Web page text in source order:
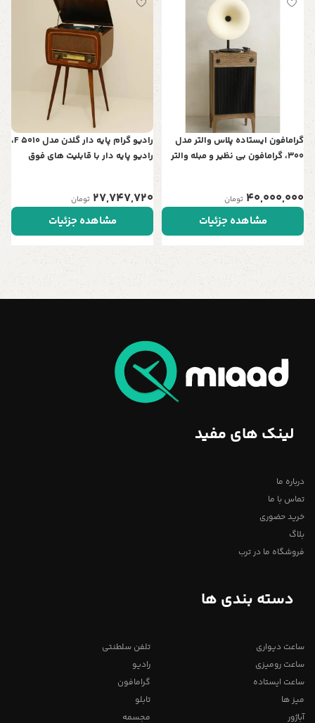
گرامافون ایستاده پلاس والتر مدل
300، گرامافون بی نظیر و مبله والتر
فلز آبکاری، رنگ کرم
40,000,000 تومان
مشاهده جزئیات
رادیو گرام پایه دار گلدن مدل F 5010،
رادیو پایه دار با قابلیت های فوق
Micro SD و ریموت کنترل
27,747,720 تومان
مشاهده جزئیات
لینک های مفید
درباره ما
تماس با ما
خرید حضوری
بلاگ
فروشگاه ما در ترب
دسته بندی ها
ساعت دیواری
ساعت رومیزی
ساعت ایستاده
میز ها
آباژور
تلفن سلطنتی
رادیو
گرامافون
تابلو
مجسمه